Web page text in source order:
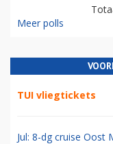
Meer polls
TUI vliegtickets
Jul: 8-dg cruise Oost